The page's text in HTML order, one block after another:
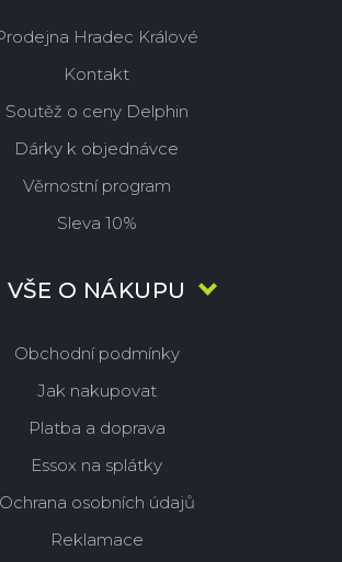
Hradec Králové
Kontakt
Soutěž o ceny Delphin
Dárky k objednávce
Věrnostní program
Sleva 10%
VŠE O NÁKUPU
Obchodní podmínky
Jak nakupovat
Platba a doprava
Essox na splátky
Ochrana osobních údajů
Reklamace